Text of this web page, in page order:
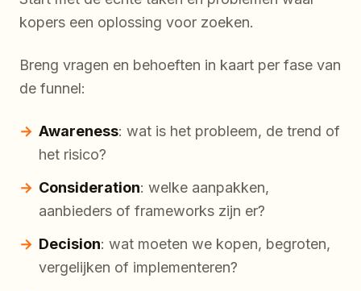
kopers een oplossing voor zoeken.
Breng vragen en behoeften in kaart per fase van
de funnel:
Awareness: wat is het probleem, de trend of
het risico?
Consideration: welke aanpakken,
aanbieders of frameworks zijn er?
Decision: wat moeten we kopen, begroten,
vergelijken of implementeren?